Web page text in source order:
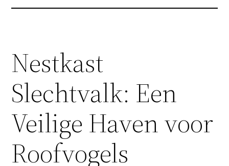
Nestkast
Slechtvalk: Een
Veilige Haven voor
Roofvogels